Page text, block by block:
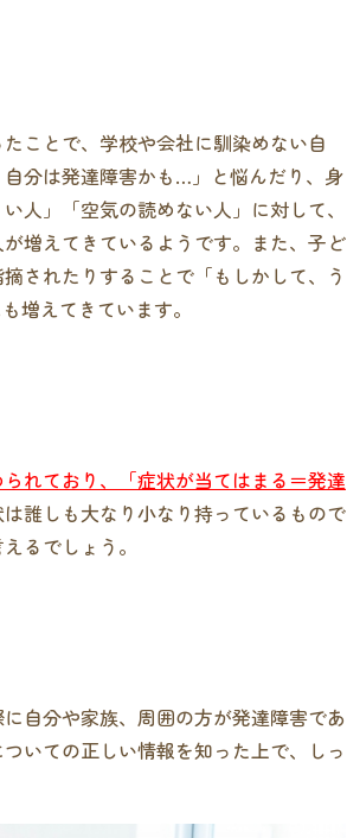
ことで、学校や会社に馴染めない自
分は発達障害かも…」と悩んだり、身
人」「空気の読めない人」に対して、
増えてきているようです。また、子ど
されたりすることで「もしかして、う
増えてきています。
れており、「症状が当てはまる＝発達
誰しも大なり小なり持っているもので
るでしょう。
自分や家族、周囲の方が発達障害であ
ついての正しい情報を知った上で、しっ